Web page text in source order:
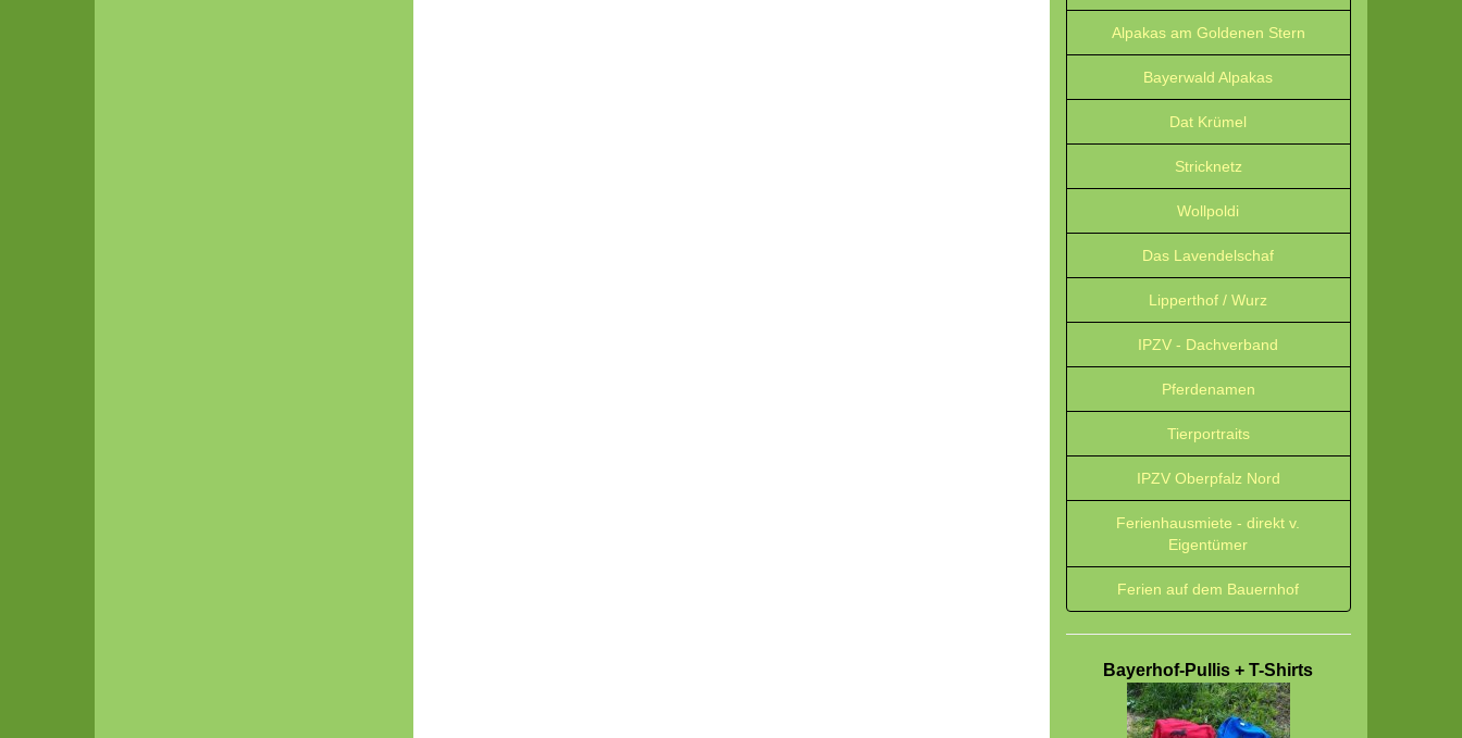
Alpakas am Goldenen Stern
Bayerwald Alpakas
Dat Krümel
Stricknetz
Wollpoldi
Das Lavendelschaf
Lipperthof / Wurz
IPZV - Dachverband
Pferdenamen
Tierportraits
IPZV Oberpfalz Nord
Ferienhausmiete - direkt v.
Eigentümer
Ferien auf dem Bauernhof
Bayerhof-Pullis + T-Shirts